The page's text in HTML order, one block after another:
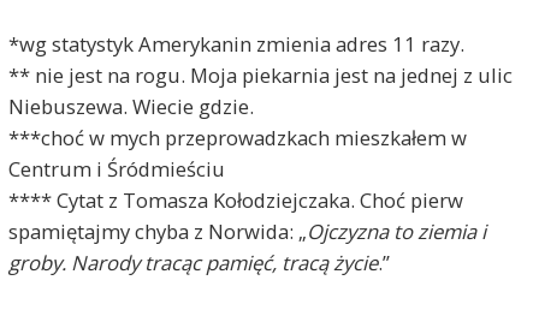
*wg statystyk Amerykanin zmienia adres 11 razy.
** nie jest na rogu. Moja piekarnia jest na jednej z ulic
Niebuszewa. Wiecie gdzie.
***choć w mych przeprowadzkach mieszkałem w
Centrum i Śródmieściu
**** Cytat z Tomasza Kołodziejczaka. Choć pierw
spamiętajmy chyba z Norwida: „Ojczyzna to ziemia i
groby. Narody tracąc pamięć, tracą życie.”